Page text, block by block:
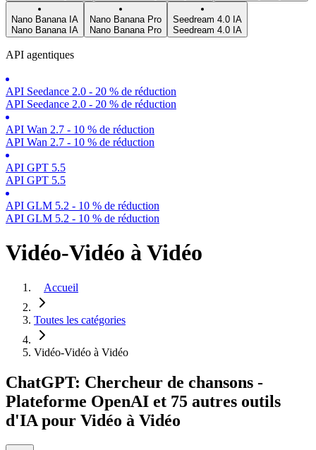
Nano Banana IA
Nano Banana IA
Nano Banana Pro
Nano Banana Pro
Seedream 4.0 IA
Seedream 4.0 IA
API agentiques
API Seedance 2.0 - 20 % de réduction
API Seedance 2.0 - 20 % de réduction
API Wan 2.7 - 10 % de réduction
API Wan 2.7 - 10 % de réduction
API GPT 5.5
API GPT 5.5
API GLM 5.2 - 10 % de réduction
API GLM 5.2 - 10 % de réduction
Vidéo-Vidéo à Vidéo
Accueil
Toutes les catégories
Vidéo-Vidéo à Vidéo
ChatGPT: Chercheur de chansons -
Plateforme OpenAI et 75 autres outils
d'IA pour Vidéo à Vidéo